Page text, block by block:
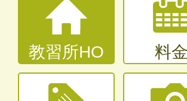
教習所HO 料金